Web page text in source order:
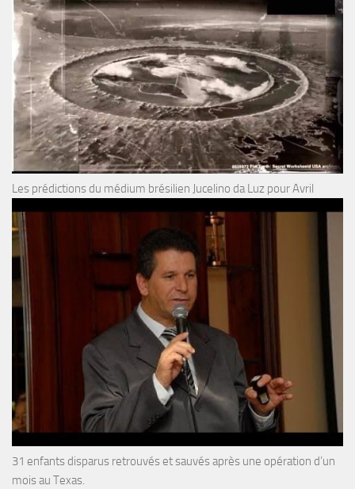
Les prédictions du médium brésilien Jucelino da Luz pour Avril
31 enfants disparus retrouvés et sauvés après une opération d’un
mois au Texas.